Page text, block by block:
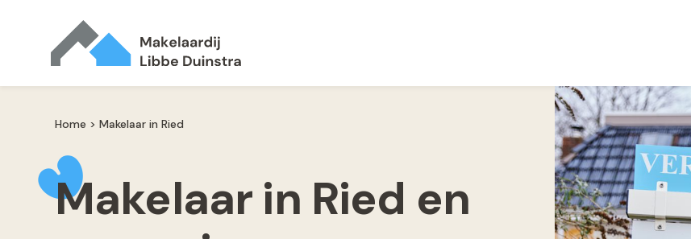
Home > Makelaar in Ried
Makelaar in Ried en